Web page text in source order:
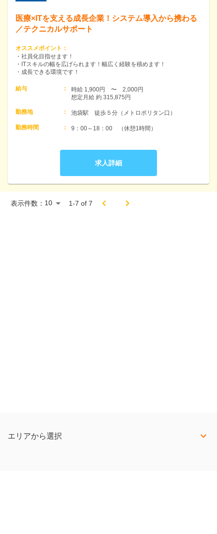
医療×ITを支える成長企業！システム導入から携わる
／テクニカルサポート
オススメポイント ：
・社員化目指せます！
・ITスキルの幅を広げられます！幅広く経験を積めます！
・成長できる環境です！
給与 ：
時給 1,900円　〜　2,000円
想定月給 約 315,875円
勤務地 ： 池袋駅　徒歩５分（メトロポリタン口）
勤務時間 ： 9：00～18：00　（休憩1時間）
求人詳細
表示件数： 1-7 of 7
エリアから選択